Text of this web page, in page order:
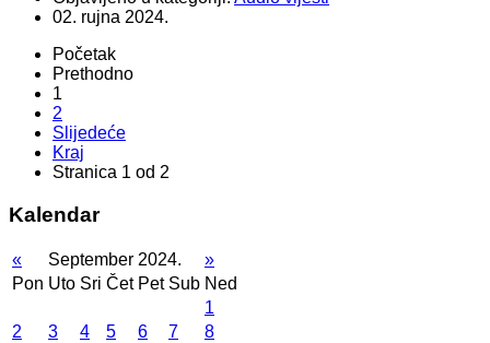
02. rujna 2024.
Početak
Prethodno
1
2
Slijedeće
Kraj
Stranica 1 od 2
Kalendar
« September 2024.
»
Pon Uto Sri Čet Pet Sub Ned
1
2
3 4 5 6 7
8